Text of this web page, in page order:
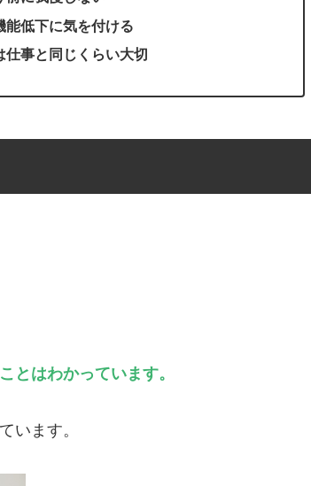
能低下に気を付ける
仕事と同じくらい大切
とはわかっています。
います。